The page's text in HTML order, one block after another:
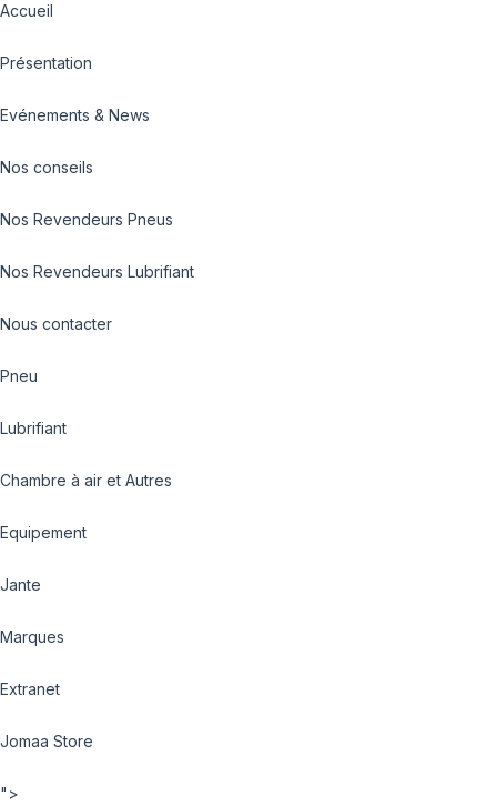
Accueil
Présentation
Evénements & News
Nos conseils
Nos Revendeurs Pneus
Nos Revendeurs Lubrifiant
Nous contacter
Pneu
Lubrifiant
Chambre à air et Autres
Equipement
Jante
Marques
Extranet
Jomaa Store
">